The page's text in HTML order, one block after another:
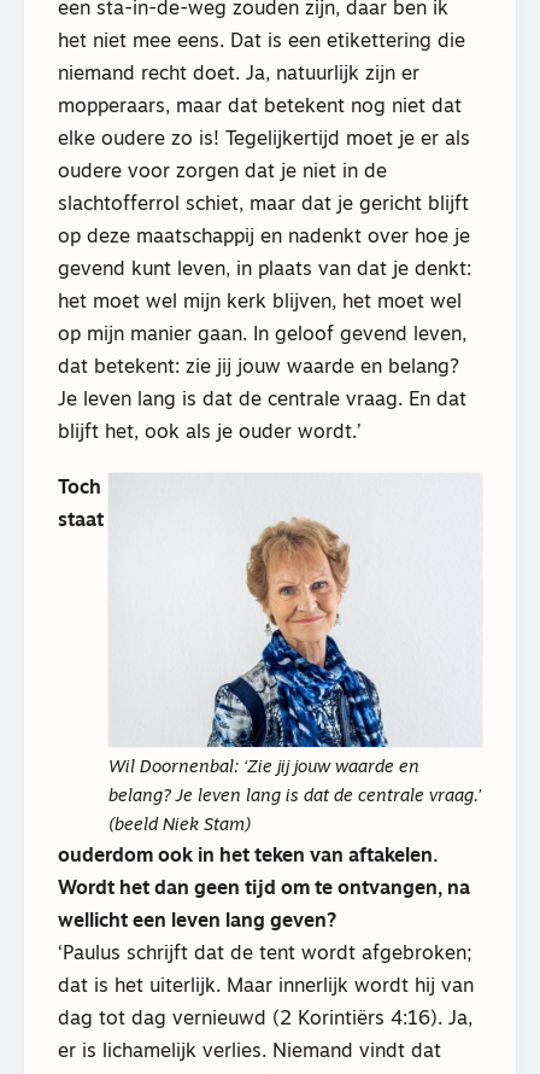
een sta-in-de-weg zouden zijn, daar ben ik
het niet mee eens. Dat is een etikettering die
niemand recht doet. Ja, natuurlijk zijn er
mopperaars, maar dat betekent nog niet dat
elke oudere zo is! Tegelijkertijd moet je er als
oudere voor zorgen dat je niet in de
slachtofferrol schiet, maar dat je gericht blijft
op deze maatschappij en nadenkt over hoe je
gevend kunt leven, in plaats van dat je denkt:
het moet wel mijn kerk blijven, het moet wel
op mijn manier gaan. In geloof gevend leven,
dat betekent: zie jij jouw waarde en belang?
Je leven lang is dat de centrale vraag. En dat
blijft het, ook als je ouder wordt.’
Wil Doornenbal: ‘Zie jij jouw waarde en
belang? Je leven lang is dat de centrale vraag.’
(beeld Niek Stam)
Toch
staat
ouderdom ook in het teken van aftakelen.
Wordt het dan geen tijd om te ontvangen, na
wellicht een leven lang geven?
‘Paulus schrijft dat de tent wordt afgebroken;
dat is het uiterlijk. Maar innerlijk wordt hij van
dag tot dag vernieuwd (2 Korintiërs 4:16). Ja,
er is lichamelijk verlies. Niemand vindt dat